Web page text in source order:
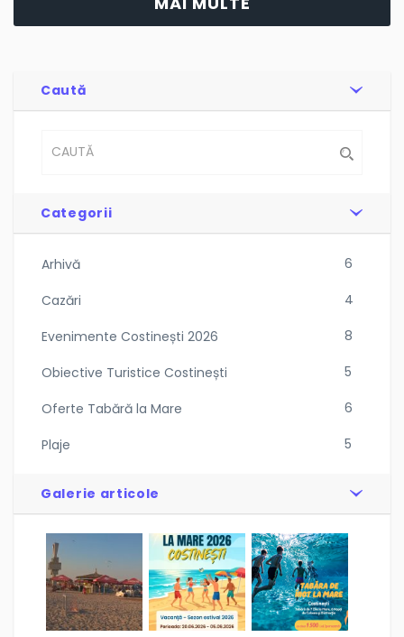
Caută
Categorii
Arhivă 6
Cazări 4
Evenimente Costinești 2026 8
Obiective Turistice Costinești 5
Oferte Tabără la Mare 6
Plaje 5
Galerie articole